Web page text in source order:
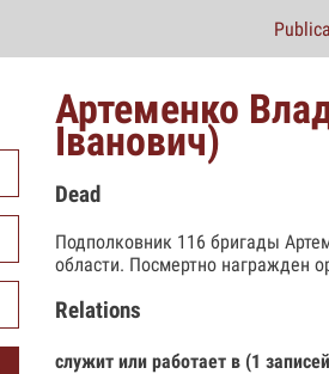
Артеменко
Іванович)
Dead
Подполковник 116 бригады
области. Посмертно награжден
Relations
служит или работает в (1